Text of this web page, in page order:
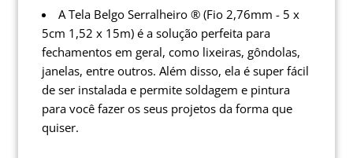
A Tela Belgo Serralheiro ® (Fio 2,76mm - 5 x
5cm 1,52 x 15m) é a solução perfeita para
fechamentos em geral, como lixeiras, gôndolas,
janelas, entre outros. Além disso, ela é super fácil
de ser instalada e permite soldagem e pintura
para você fazer os seus projetos da forma que
quiser.